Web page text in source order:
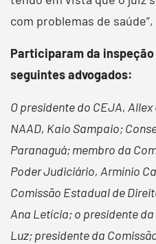
com problemas de
Participaram da
seguintes advogados:
O presidente do CEJA,
NAAD, Kaio Sampaio;
Paranaguá; membro da
Poder Judiciário, Armínio
Comissão Estadual de
Ana Letícia; o presidente
Luz; presidente da